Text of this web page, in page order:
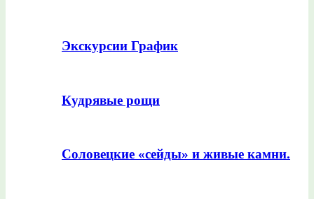
Экскурсии График
Кудрявые рощи
Соловецкие «сейды» и живые камни.